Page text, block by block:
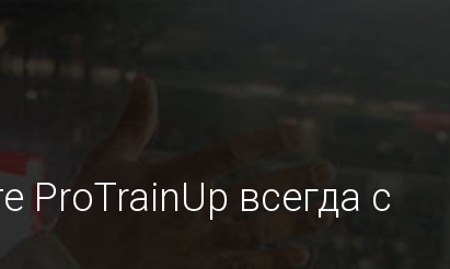
ProTrainUp всегда с